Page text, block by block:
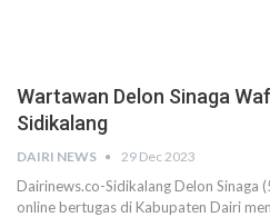
Wartawan Delon Sinaga
Sidikalang
DAIRI NEWS 29 Dec 2023
Dairinews.co-Sidikalang Delon Sinaga
online bertugas di Kabupaten Dairi